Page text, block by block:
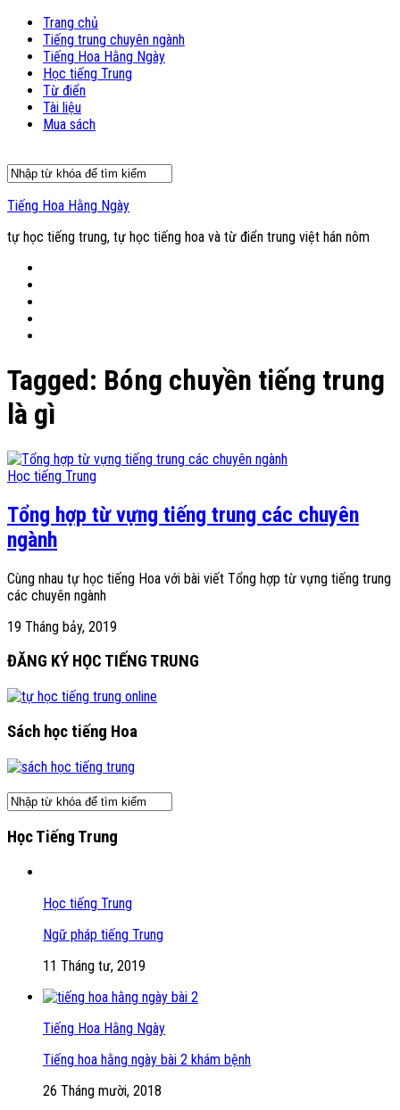
Trang chủ
Tiếng trung chuyên ngành
Tiếng Hoa Hằng Ngày
Học tiếng Trung
Từ điển
Tài liệu
Mua sách
Tiếng Hoa Hằng Ngày
tự học tiếng trung, tự học tiếng hoa và từ điển trung việt hán nôm
Tagged: Bóng chuyền tiếng trung
là gì
Học tiếng Trung
Tổng hợp từ vựng tiếng trung các chuyên
ngành
Cùng nhau tự học tiếng Hoa với bài viết Tổng hợp từ vựng tiếng trung
các chuyên ngành
19 Tháng bảy, 2019
ĐĂNG KÝ HỌC TIẾNG TRUNG
Sách học tiếng Hoa
Học Tiếng Trung
Học tiếng Trung
Ngữ pháp tiếng Trung
11 Tháng tư, 2019
Tiếng Hoa Hằng Ngày
Tiếng hoa hằng ngày bài 2 khám bệnh
26 Tháng mười, 2018